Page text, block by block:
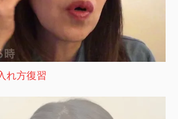
れ方復習